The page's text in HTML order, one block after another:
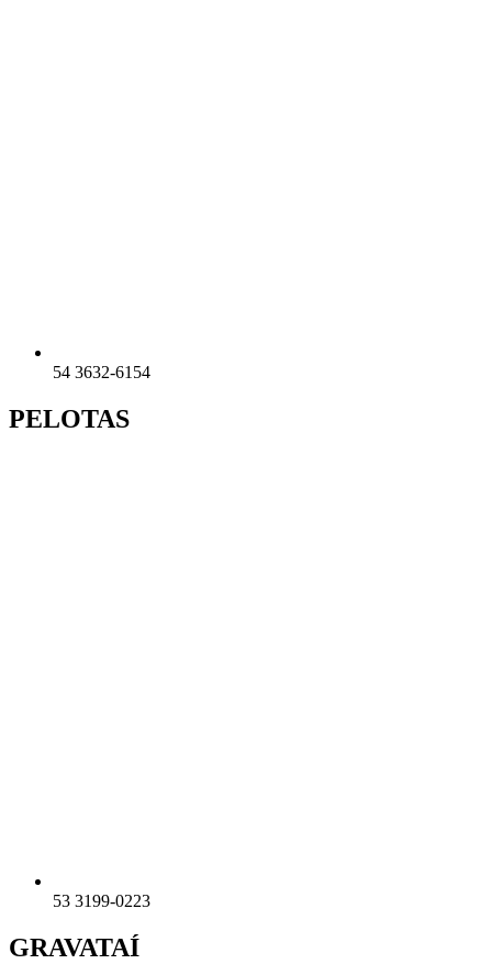
54 3632-6154
PELOTAS
53 3199-0223
GRAVATAÍ